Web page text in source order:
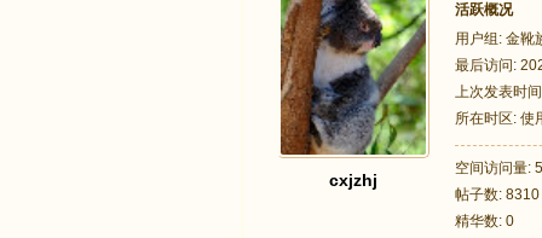
cxjzhj
活跃概况
用户组: 金靴
最后访问:
上次发表时
所在时区: 使
空间访问量:
帖子数: 8310
精华数: 0